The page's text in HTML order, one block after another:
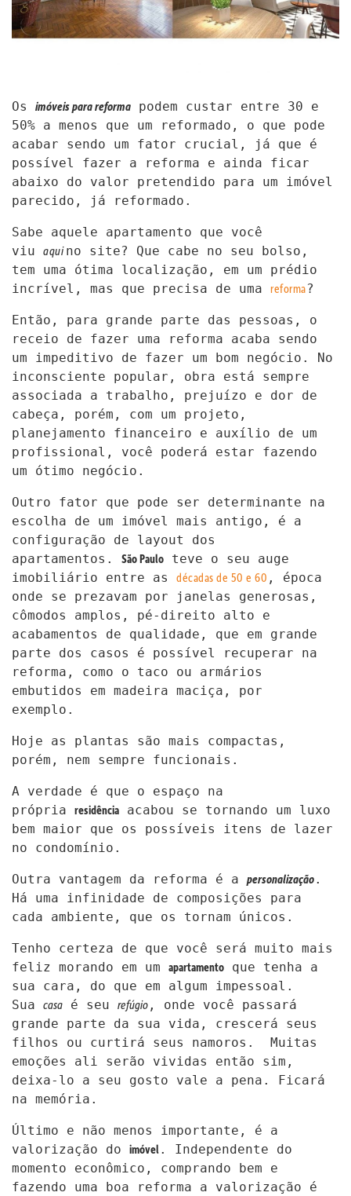
Os imóveis para reforma podem custar entre 30 e
50% a menos que um reformado, o que pode
acabar sendo um fator crucial, já que é
possível fazer a reforma e ainda ficar
abaixo do valor pretendido para um imóvel
parecido, já reformado.
Sabe aquele apartamento que você
viu aqui no site? Que cabe no seu bolso,
tem uma ótima localização, em um prédio
incrível, mas que precisa de uma reforma?
Então, para grande parte das pessoas, o
receio de fazer uma reforma acaba sendo
um impeditivo de fazer um bom negócio. No
inconsciente popular, obra está sempre
associada a trabalho, prejuízo e dor de
cabeça, porém, com um projeto,
planejamento financeiro e auxílio de um
profissional, você poderá estar fazendo
um ótimo negócio.
Outro fator que pode ser determinante na
escolha de um imóvel mais antigo, é a
configuração de layout dos
apartamentos. SãoPaulo teve o seu auge
imobiliário entre as décadas de 50 e 60 , época
onde se prezavam por janelas generosas,
cômodos amplos, pé-direito alto e
acabamentos de qualidade, que em grande
parte dos casos é possível recuperar na
reforma, como o taco ou armários
embutidos em madeira maciça, por
exemplo.
Hoje as plantas são mais compactas,
porém, nem sempre funcionais.
A verdade é que o espaço na
própria residência acabou se tornando um luxo
bem maior que os possíveis itens de lazer
no condomínio.
Outra vantagem da reforma é a personalização.
Há uma infinidade de composições para
cada ambiente, que os tornam únicos.
Tenho certeza de que você será muito mais
feliz morando em um apartamento que tenha a
sua cara, do que em algum impessoal.
Sua casa é seu refúgio , onde você passará
grande parte da sua vida, crescerá seus
filhos ou curtirá seus namoros. Muitas
emoções ali serão vividas então sim,
deixa-lo a seu gosto vale a pena. Ficará
na memória.
Último e não menos importante, é a
valorização do imóvel. Independente do
momento econômico, comprando bem e
fazendo uma boa reforma a valorização é